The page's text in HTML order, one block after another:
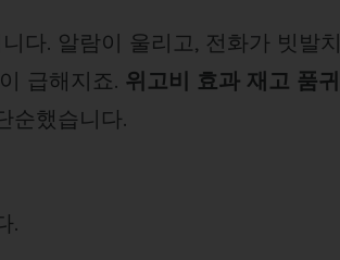
다. 알람이 울리고, 전화가 빗발치
급해지죠. 위고비 효과 재고 품귀
순했습니다.
.